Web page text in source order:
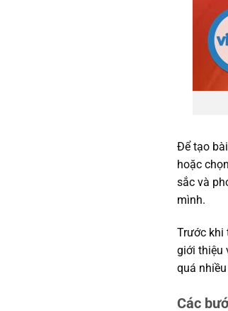
Để tạo
hoặc
sắc và
mình.
Trước khi
giới thiệu
quá
Các